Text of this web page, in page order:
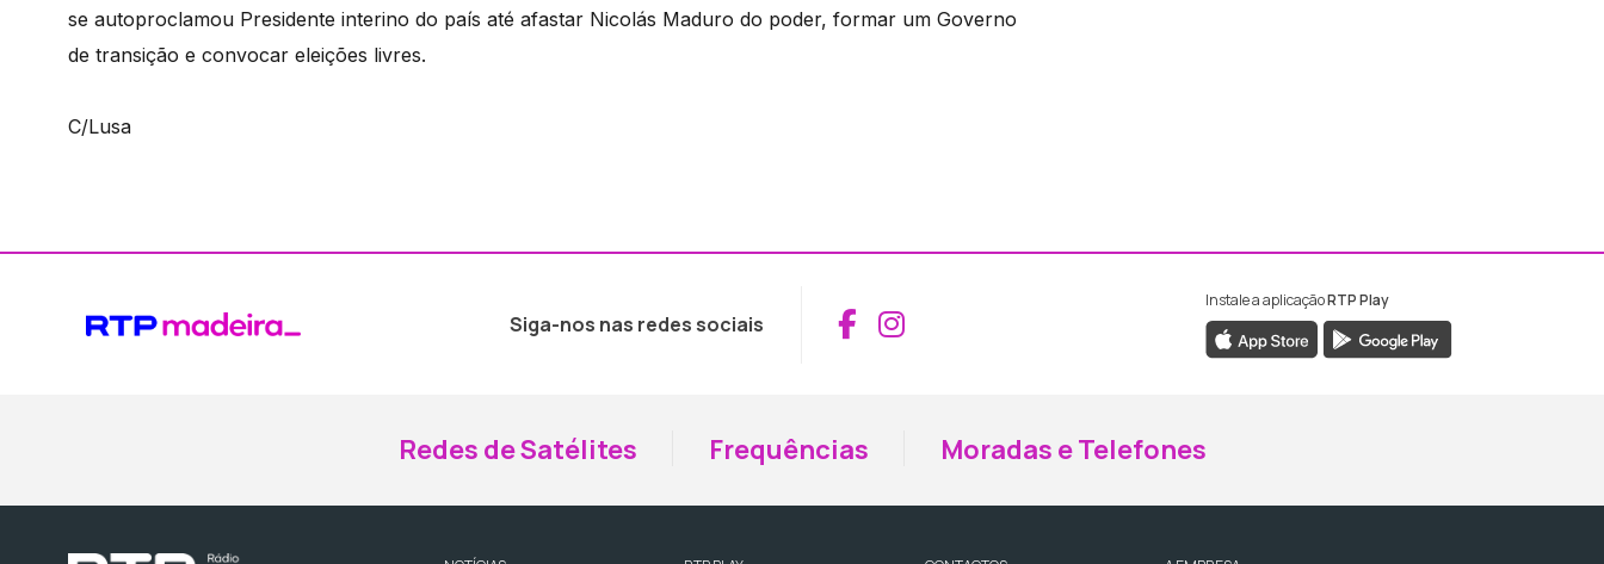
se autoproclamou Presidente interino do país até afastar Nicolás Maduro do poder, formar um Governo
de transição e convocar eleições livres.
C/Lusa
Siga-nos nas redes sociais Aceder ao Facebook da RTP Madeira
Aceder ao Instagram da RTP Madeira
Instale a aplicaçãoRTP Play
Redes de Satélites Frequências Moradas e Telefones